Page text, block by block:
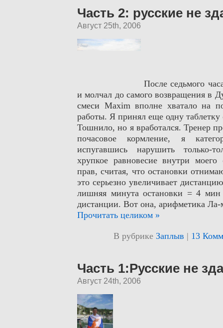
Часть 2: русские не
Август 25th, 2006
После седьмого
и молчал до самого возвращения в
смеси Maxim вполне хватало на
работы. Я принял еще одну таблетку
Тошнило, но я вработался. Тренер
почасовое кормление, я
испугавшись нарушить только-
хрупкое равновесие внутри
прав, считая, что остановки
это серьезно увеличивает
лишняя минута остановки = 4 мин
дистанции. Вот она, арифметика
Прочитать целиком »
В рубрике Заплыв | 13
Часть 1:Русские не
Август 24th, 2006